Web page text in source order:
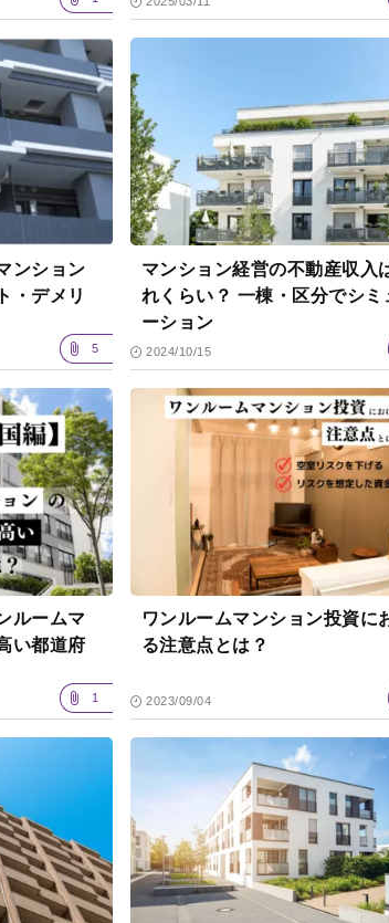
ンション
・デメリ
5
マンション経営の不動産収入
れくらい？ 一棟・区分でシミ
ーション
2024/10/15
ルームマ
い都道府
1
ワンルームマンション投資に
る注意点とは？
2023/09/04